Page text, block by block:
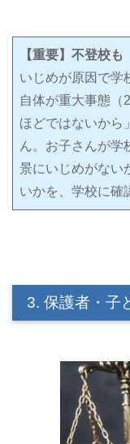
【重要】不登校
いじめが原因で学
自体が重大事態（
ほどではないから
ん。お子さんが学
景にいじめがない
いかを、学校に確
3. 保護者・子